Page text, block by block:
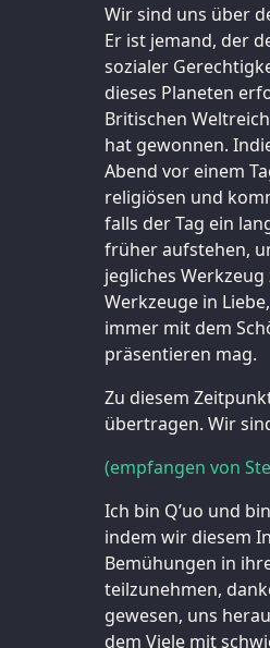
Wir sind uns über
Er ist jemand, der
sozialer
dieses Planeten
Britischen
hat gewonnen.
Abend vor einem
religiösen und
falls der Tag ein
früher aufstehen,
jegliches
Werkzeuge in
immer mit dem
präsentieren mag.
Zu diesem
übertragen. Wir
(empfangen von
Ich bin Q’uo und
indem wir diesem
Bemühungen in
teilzunehmen,
gewesen, uns
dem Viele mit